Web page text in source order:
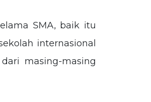
SMA, baik itu
internasional
masing-masing